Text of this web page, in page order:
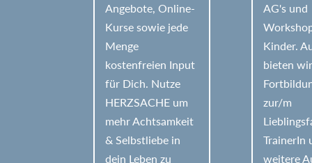
Angebote, Online-
Kurse sowie jede
Menge
kostenfreien Input
für Dich. Nutze
HERZSACHE um
mehr Achtsamkeit
& Selbstliebe in
dein Leben zu
AG's und
Kinder.
bieten wir
zur/m
TrainerIn
weitere